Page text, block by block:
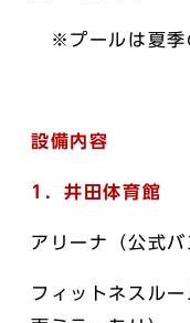
※プールは夏季
設備内容
1．井田体育館
アリーナ（公式
フィットネスル